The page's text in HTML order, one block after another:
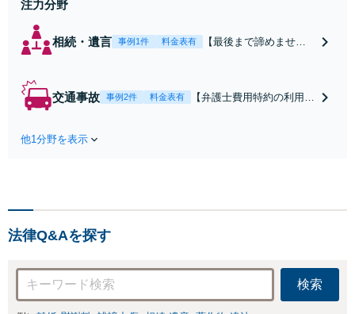
注力分野
相続・遺言 事例1件 料金表有
【最後まで諦めませ
合意してしまう前にご
交通事故 事例2件 料金表有
【弁護士費用特約の利用＆
は損をしてしまうかもしれ
他1分野を表示
法律Q&Aを探す
検索